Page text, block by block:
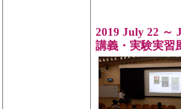
2019 July 22 ～
講義・実験実習